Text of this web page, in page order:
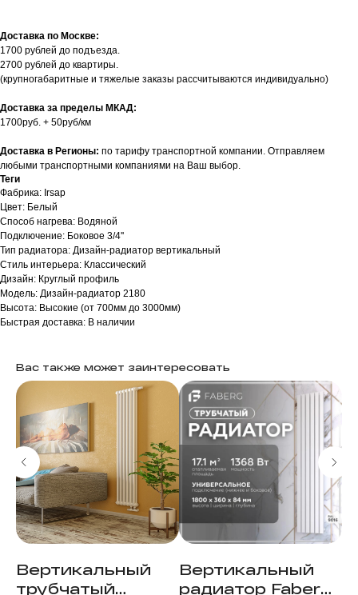
Доставка по Москве:
1700 рублей до подъезда.
2700 рублей до квартиры.
(крупногабаритные и тяжелые заказы рассчитываются индивидуально)
Доставка за пределы МКАД:
1700руб. + 50руб/км
Доставка в Регионы: по тарифу транспортной компании. Отправляем
любыми транспортными компаниями на Ваш выбор.
Теги
Фабрика: Irsap
Цвет: Белый
Способ нагрева: Водяной
Подключение: Боковое 3/4''
Тип радиатора: Дизайн-радиатор вертикальный
Стиль интерьера: Классический
Дизайн: Круглый профиль
Модель: Дизайн-радиатор 2180
Высота: Высокие (от 700мм до 3000мм)
Быстрая доставка: В наличии
Вас также может заинтересовать
Вертикальный
трубчатый
Вертикальный
радиатор Faberg